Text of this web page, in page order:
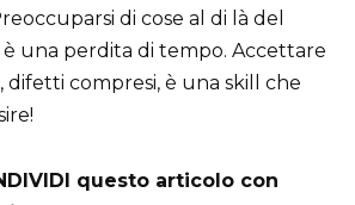
di cose al di là del
una perdita di tempo. Accettare
difetti compresi, è una skill che
questo articolo con